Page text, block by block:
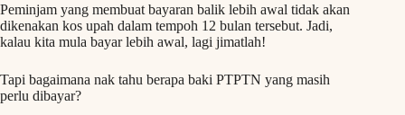
Peminjam yang membuat bayaran balik lebih awal tidak akan
dikenakan kos upah dalam tempoh 12 bulan tersebut. Jadi,
kalau kita mula bayar lebih awal, lagi jimatlah!
Tapi bagaimana nak tahu berapa baki PTPTN yang masih
perlu dibayar?